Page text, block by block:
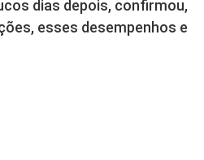
dias depois, confirmou,
esses desempenhos e